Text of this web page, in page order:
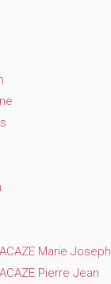
Marie Joseph
Pierre Jean